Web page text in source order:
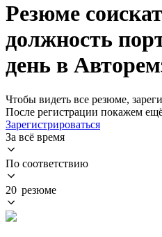
Резюме
должность
день в
Чтобы видеть все резюме,
После регистрации покажем
Зарегистрироваться
За всё время
По соответствию
20 резюме